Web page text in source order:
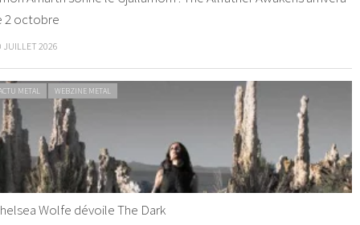
2 octobre
JUILLET 2026
METAL WEBZINE METAL
Wolfe dévoile The Dark